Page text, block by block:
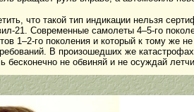
что такой тип индикации нельзя
21. Современные самолеты 4–5-го
1–2-го поколения и который к тому же
В произошедших же
бесконечно не обвиняй и не осуждай